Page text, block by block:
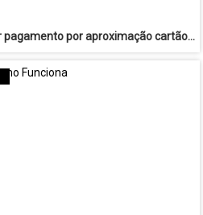
Como desativar pagamento por aproximação cartão Santander